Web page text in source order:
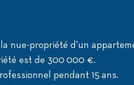
nue-propriété d’un
est de 300 000 €.
pendant 15 ans.